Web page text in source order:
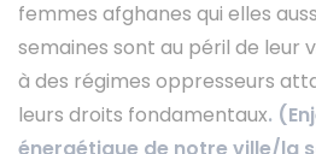
femmes afghanes qui elles
semaines sont au péril de leur
à des régimes oppresseurs
leurs droits fondamentaux.
énergétique de notre ville/la